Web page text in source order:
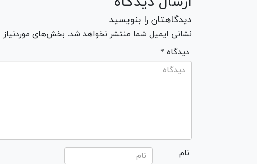
دیدگاهتان را بنویسید
نشانی ایمیل شما منتشر نخواهد شد. بخش‌های
* دیدگاه
نام